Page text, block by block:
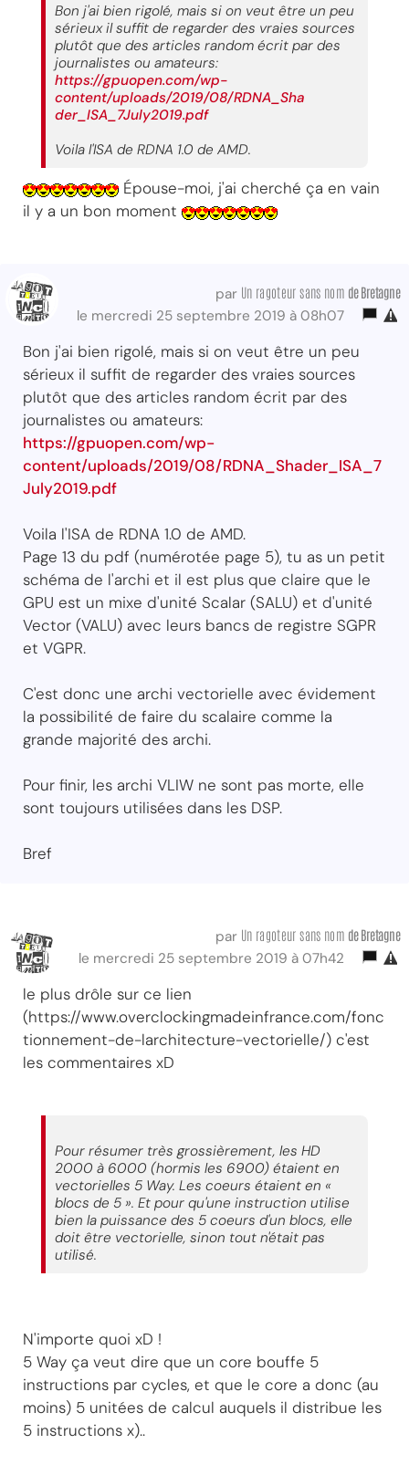
Bon j'ai bien rigolé, mais si on veut être un peu
sérieux il suffit de regarder des vraies sources
plutôt que des articles random écrit par des
journalistes ou amateurs:
https://gpuopen.com/wp-
content/uploads/2019/08/RDNA_Sha
der_ISA_7July2019.pdf
Voila l'ISA de RDNA 1.0 de AMD.
Épouse-moi, j'ai cherché ça en vain
il y a un bon moment
par Un ragoteur sans nom de Bretagne
le mercredi 25 septembre 2019 à 08h07
Bon j'ai bien rigolé, mais si on veut être un peu
sérieux il suffit de regarder des vraies sources
plutôt que des articles random écrit par des
journalistes ou amateurs:
https://gpuopen.com/wp-
content/uploads/2019/08/RDNA_Shader_ISA_7
July2019.pdf
Voila l'ISA de RDNA 1.0 de AMD.
Page 13 du pdf (numérotée page 5), tu as un petit
schéma de l'archi et il est plus que claire que le
GPU est un mixe d'unité Scalar (SALU) et d'unité
Vector (VALU) avec leurs bancs de registre SGPR
et VGPR.
C'est donc une archi vectorielle avec évidement
la possibilité de faire du scalaire comme la
grande majorité des archi.
Pour finir, les archi VLIW ne sont pas morte, elle
sont toujours utilisées dans les DSP.
Bref
par Un ragoteur sans nom de Bretagne
le mercredi 25 septembre 2019 à 07h42
le plus drôle sur ce lien
(https://www.overclockingmadeinfrance.com/fonc
tionnement-de-larchitecture-vectorielle/) c'est
les commentaires xD
Pour résumer très grossièrement, les HD
2000 à 6000 (hormis les 6900) étaient en
vectorielles 5 Way. Les coeurs étaient en «
blocs de 5 ». Et pour qu'une instruction utilise
bien la puissance des 5 coeurs d'un blocs, elle
doit être vectorielle, sinon tout n'était pas
utilisé.
N'importe quoi xD !
5 Way ça veut dire que un core bouffe 5
instructions par cycles, et que le core a donc (au
moins) 5 unitées de calcul auquels il distribue les
5 instructions x)..